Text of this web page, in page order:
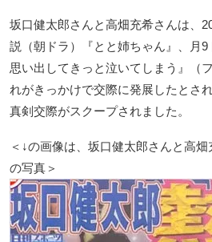
坂口健太郎さんと高畑充希さんは、
説（朝ドラ）『とと姉ちゃん』、月
思い出してきっと泣いてしまう』（
れがきっかけで交際に発展したとさ
真剣交際がスクープされました。
＜↓の画像は、坂口健太郎さんと高
の写真＞